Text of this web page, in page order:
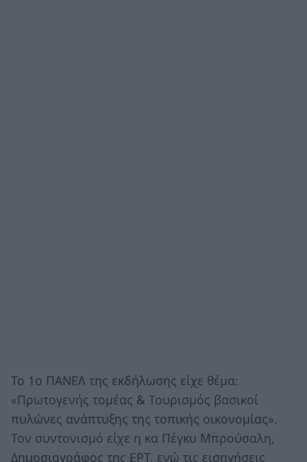
Το 1ο ΠΑΝΕΛ της εκδήλωσης είχε θέμα:
«Πρωτογενής τομέας & Τουρισμός βασικοί
πυλώνες ανάπτυξης της τοπικής οικονομίας».
Τον συντονισμό είχε η κα Πέγκυ Μπρούσαλη,
Δημοσιογράφος της ΕΡΤ, ενώ τις εισηγήσεις